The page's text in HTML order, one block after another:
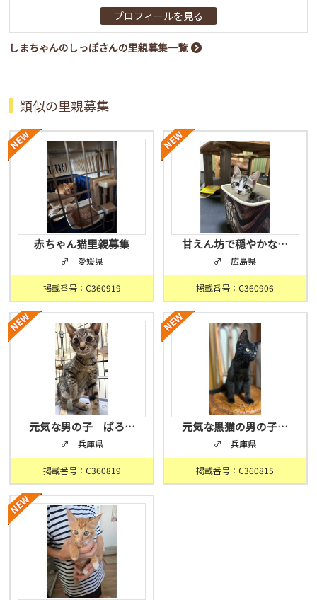
プロフィールを見る
しまちゃんのしっぽさんの里親募集一覧
類似の里親募集
赤ちゃん猫里親募集
♂ 愛媛県
掲載番号：C360919
甘えん坊で穏やかな…
♂ 広島県
掲載番号：C360906
元気な男の子 ぱろ…
♂ 兵庫県
掲載番号：C360819
元気な黒猫の男の子…
♂ 兵庫県
掲載番号：C360815